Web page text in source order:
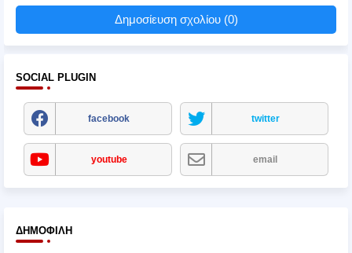
Δημοσίευση σχολίου (0)
SOCIAL PLUGIN
facebook twitter
youtube email
ΔΗΜΟΦΙΛΉ